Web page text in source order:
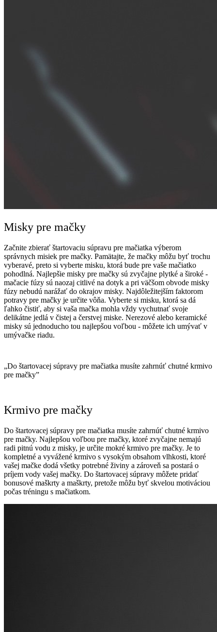
Misky pre mačky
Začnite zbierať štartovaciu súpravu pre mačiatka výberom
správnych misiek pre mačky. Pamätajte, že mačky môžu byť trochu
vyberavé, preto si vyberte misku, ktorá bude pre vaše mačiatko
pohodlná. Najlepšie misky pre mačky sú zvyčajne plytké a široké -
mačacie fúzy sú naozaj citlivé na dotyk a pri väčšom obvode misky
fúzy nebudú narážať do okrajov misky. Najdôležitejším faktorom
potravy pre mačky je určite vôňa. Vyberte si misku, ktorá sa dá
ľahko čistiť, aby si vaša mačka mohla vždy vychutnať svoje
delikátne jedlá v čistej a čerstvej miske. Nerezové alebo keramické
misky sú jednoducho tou najlepšou voľbou - môžete ich umývať v
umývačke riadu.
„Do štartovacej súpravy pre mačiatka musíte zahrnúť chutné krmivo
pre mačky”
Krmivo pre mačky
Do štartovacej súpravy pre mačiatka musíte zahrnúť chutné krmivo
pre mačky. Najlepšou voľbou pre mačky, ktoré zvyčajne nemajú
radi pitnú vodu z misky, je určite mokré krmivo pre mačky. Je to
kompletné a vyvážené krmivo s vysokým obsahom vlhkosti, ktoré
vašej mačke dodá všetky potrebné živiny a zároveň sa postará o
príjem vody vašej mačky. Do štartovacej súpravy môžete pridať
bonusové maškrty a maškrty, pretože môžu byť skvelou motiváciou
počas tréningu s mačiatkom.